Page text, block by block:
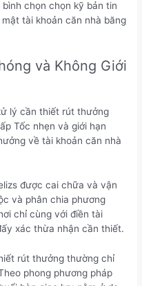
chọn chọn kỹ bản tin
tài khoản căn nhà băng
và Không Giới
lý cần thiết rút thưởng
Tốc nhẹn và giới hạn
về tài khoản căn nhà
được cai chữa và vận
và phân chia phương
chỉ cùng với điền tài
xác thừa nhận cần thiết.
rút thưởng thường chỉ
phong phương pháp